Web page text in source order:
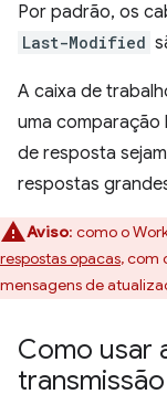
Por padrão, os
Last-Modified
A caixa de
uma
de resposta
respostas
Aviso: como o
respostas opacas, com
mensagens de
Como usar
transmissão